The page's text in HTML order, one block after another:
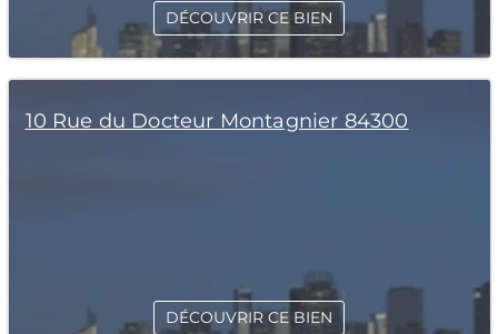
DÉCOUVRIR CE BIEN
10 Rue du Docteur Montagnier 84300
DÉCOUVRIR CE BIEN